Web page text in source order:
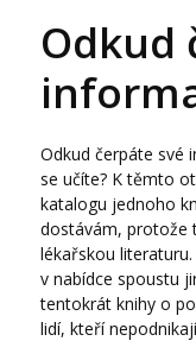
Odkud
Odkud čerpáte své
se učíte? K těmto
katalogu jednoho
dostávám, protože
lékařskou
v nabídce spoustu
tentokrát knihy o
lidí, kteří